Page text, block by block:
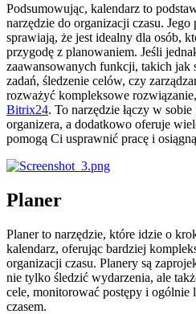
Podsumowując, kalendarz to
narzędzie do organizacji czasu. Jego
sprawiają, że jest idealny dla osób,
przygodę z planowaniem. Jeśli
zaawansowanych funkcji, takich jak
zadań, śledzenie celów, czy
rozważyć kompleksowe
Bitrix24. To narzędzie łączy w
organizera, a dodatkowo oferuje
pomogą Ci usprawnić pracę i
Planer
Planer to narzędzie, które idzie o
kalendarz, oferując bardziej
organizacji czasu. Planery są
nie tylko śledzić wydarzenia, ale
cele, monitorować postępy i ogólnie
czasem.